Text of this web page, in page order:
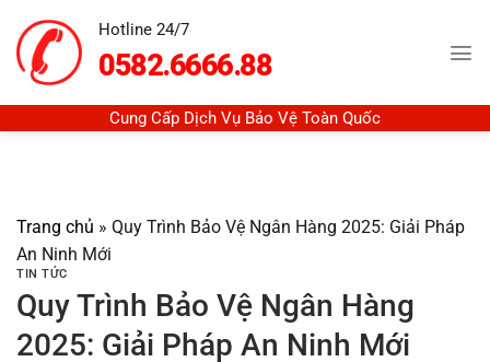
đến
nội
Hotline 24/7
0582.6666.88
Cung Cấp Dịch Vụ Bảo Vệ Toàn Quốc
Trang chủ » Quy Trình Bảo Vệ Ngân Hàng 2025: Giải Pháp
An Ninh Mới
TIN TỨC
Quy Trình Bảo Vệ Ngân Hàng
2025: Giải Pháp An Ninh Mới